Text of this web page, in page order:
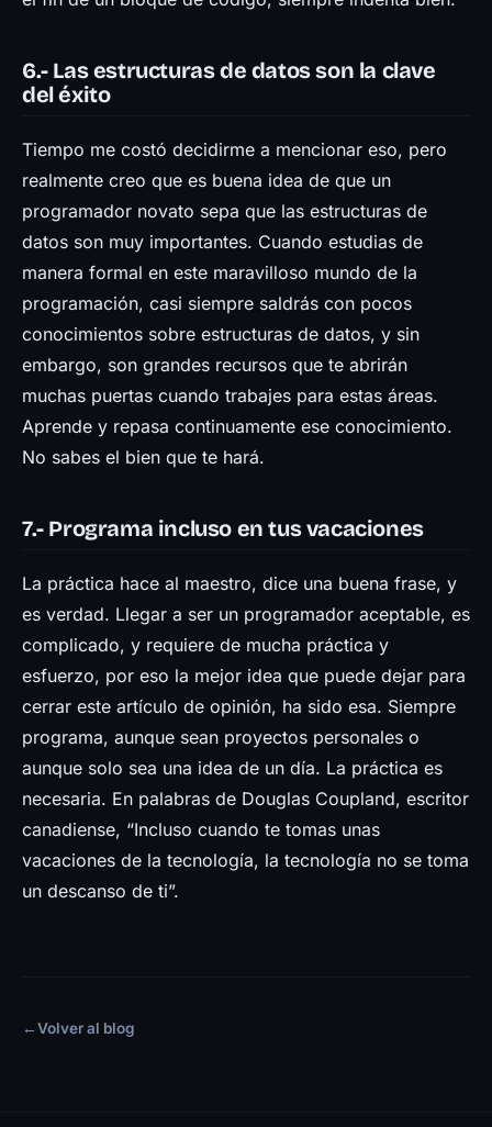
6.- Las estructuras de datos son la clave
del éxito
Tiempo me costó decidirme a mencionar eso, pero
realmente creo que es buena idea de que un
programador novato sepa que las estructuras de
datos son muy importantes. Cuando estudias de
manera formal en este maravilloso mundo de la
programación, casi siempre saldrás con pocos
conocimientos sobre estructuras de datos, y sin
embargo, son grandes recursos que te abrirán
muchas puertas cuando trabajes para estas áreas.
Aprende y repasa continuamente ese conocimiento.
No sabes el bien que te hará.
7.- Programa incluso en tus vacaciones
La práctica hace al maestro, dice una buena frase, y
es verdad. Llegar a ser un programador aceptable, es
complicado, y requiere de mucha práctica y
esfuerzo, por eso la mejor idea que puede dejar para
cerrar este artículo de opinión, ha sido esa. Siempre
programa, aunque sean proyectos personales o
aunque solo sea una idea de un día. La práctica es
necesaria. En palabras de Douglas Coupland, escritor
canadiense, “Incluso cuando te tomas unas
vacaciones de la tecnología, la tecnología no se toma
un descanso de ti”.
←Volver al blog